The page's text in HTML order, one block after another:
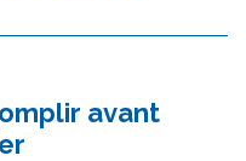
avant